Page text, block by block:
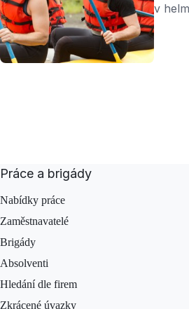
v
Práce a brigády
Nabídky práce
Zaměstnavatelé
Brigády
Absolventi
Hledání dle firem
Zkrácené úvazky